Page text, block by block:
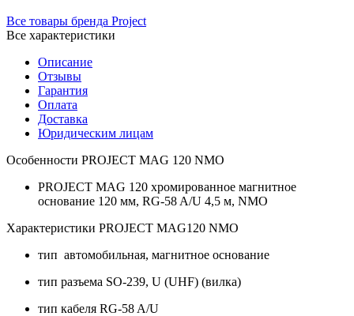
Все товары бренда Project
Все характеристики
Описание
Отзывы
Гарантия
Оплата
Доставка
Юридическим лицам
Особенности PROJECT MAG 120 NMO
PROJECT MAG 120 хромированное магнитное
основание 120 мм, RG-58 A/U 4,5 м, NMO
Характеристики PROJECT MAG120 NMO
тип автомобильная, магнитное основание
тип разъема SO-239, U (UHF) (вилка)
тип кабеля RG-58 A/U